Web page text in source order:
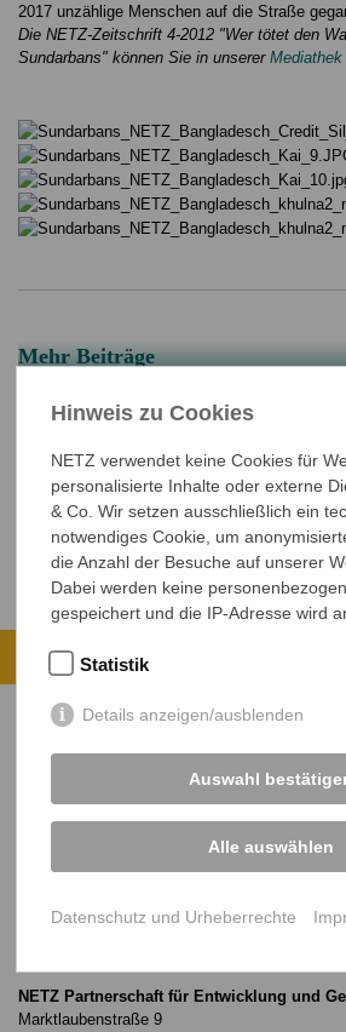
2017 unzählige Menschen auf die Straße
Die NETZ-Zeitschrift 4-2012 "Wer tötet den
Sundarbans" können Sie in unserer Mediathek
Mehr Beiträge
Bangladesch vor den Wahlen:
sind groß
Der Zauber Khaleda Zias
Jede Schraube nochmal
Sichere SSL-Verbindung
NETZ Partnerschaft für Entwicklung und
Marktlaubenstraße 9
Hinweis zu Cookies
NETZ verwendet keine Cookies für
personalisierte Inhalte oder externe
& Co. Wir setzen ausschließlich ein
notwendiges Cookie, um
die Anzahl der Besuche auf unserer
Dabei werden keine
gespeichert und die IP-Adresse wird
Statistik
Details anzeigen/ausblenden
Auswahl
Alle auswählen
Datenschutz und Urheberrechte